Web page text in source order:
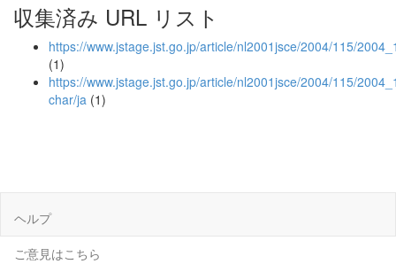
収集済み URL リスト
https://www.jstage.jst.go.jp/article/nl2001jsce/2004/115/
(1)
https://www.jstage.jst.go.jp/article/nl2001jsce/2004/115/
char/ja (1)
ヘルプ
ご意見はこちら